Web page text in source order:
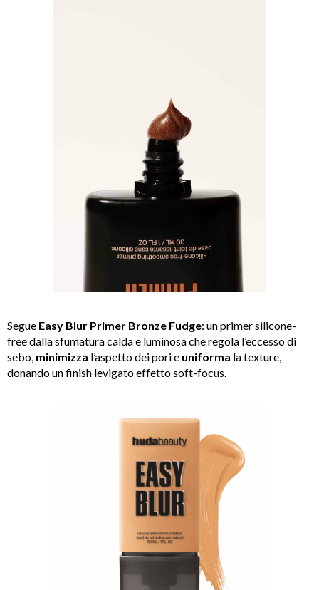
Segue Easy Blur Primer Bronze Fudge: un primer silicone-
free dalla sfumatura calda e luminosa che regola l’eccesso di
sebo, minimizza l’aspetto dei pori e uniforma la texture,
donando un finish levigato effetto soft-focus.